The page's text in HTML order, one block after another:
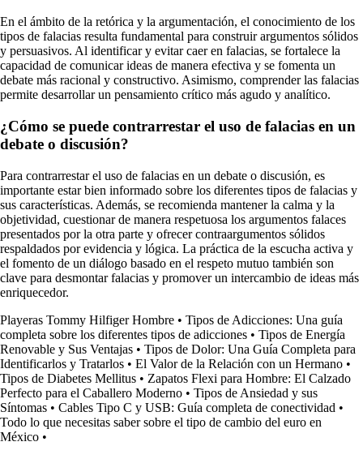
En el ámbito de la retórica y la argumentación, el conocimiento de los
tipos de falacias resulta fundamental para construir argumentos sólidos
y persuasivos. Al identificar y evitar caer en falacias, se fortalece la
capacidad de comunicar ideas de manera efectiva y se fomenta un
debate más racional y constructivo. Asimismo, comprender las falacias
permite desarrollar un pensamiento crítico más agudo y analítico.
¿Cómo se puede contrarrestar el uso de falacias en un
debate o discusión?
Para contrarrestar el uso de falacias en un debate o discusión, es
importante estar bien informado sobre los diferentes tipos de falacias y
sus características. Además, se recomienda mantener la calma y la
objetividad, cuestionar de manera respetuosa los argumentos falaces
presentados por la otra parte y ofrecer contraargumentos sólidos
respaldados por evidencia y lógica. La práctica de la escucha activa y
el fomento de un diálogo basado en el respeto mutuo también son
clave para desmontar falacias y promover un intercambio de ideas más
enriquecedor.
Playeras Tommy Hilfiger Hombre • Tipos de Adicciones: Una guía
completa sobre los diferentes tipos de adicciones • Tipos de Energía
Renovable y Sus Ventajas • Tipos de Dolor: Una Guía Completa para
Identificarlos y Tratarlos • El Valor de la Relación con un Hermano •
Tipos de Diabetes Mellitus • Zapatos Flexi para Hombre: El Calzado
Perfecto para el Caballero Moderno • Tipos de Ansiedad y sus
Síntomas • Cables Tipo C y USB: Guía completa de conectividad •
Todo lo que necesitas saber sobre el tipo de cambio del euro en
México •